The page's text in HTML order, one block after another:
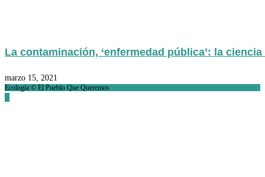
La contaminación, ‘enfermedad pública’: la
marzo 15, 2021
Ecología © El Pueblo Que Queremos